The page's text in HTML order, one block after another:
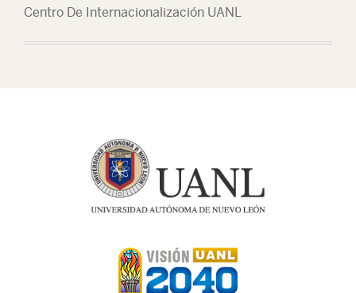
Centro De Internacionalización UANL